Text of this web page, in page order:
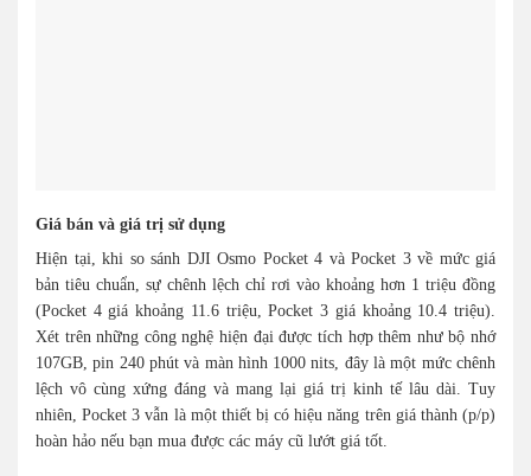
Giá bán và giá trị sử dụng
Hiện tại, khi so sánh DJI Osmo Pocket 4 và Pocket 3 về mức giá
bản tiêu chuẩn, sự chênh lệch chỉ rơi vào khoảng hơn 1 triệu đồng
(Pocket 4 giá khoảng 11.6 triệu, Pocket 3 giá khoảng 10.4 triệu).
Xét trên những công nghệ hiện đại được tích hợp thêm như bộ nhớ
107GB, pin 240 phút và màn hình 1000 nits, đây là một mức chênh
lệch vô cùng xứng đáng và mang lại giá trị kinh tế lâu dài. Tuy
nhiên, Pocket 3 vẫn là một thiết bị có hiệu năng trên giá thành (p/p)
hoàn hảo nếu bạn mua được các máy cũ lướt giá tốt.